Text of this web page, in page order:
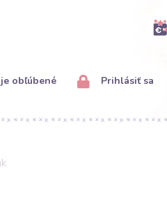
obľúbené Prihlásiť sa